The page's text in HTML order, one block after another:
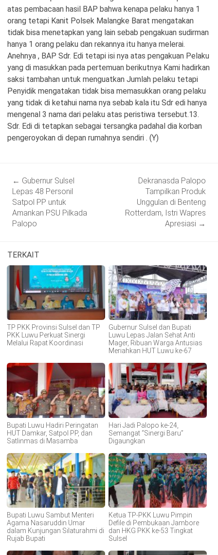
atas pembacaan hasil BAP bahwa kenapa pelaku hanya 1
orang tetapi Kanit Polsek Malangke Barat mengatakan
tidak bisa menetapkan yang lain sebab pengakuan sudirman
hanya 1 orang pelaku dan rekannya itu hanya melerai.
Anehnya , BAP Sdr. Edi tetapi isi nya atas pengakuan Pelaku
yang di masukkan pada pertemuan berikutnya Kami hadirkan
saksi tambahan untuk menguatkan Jumlah pelaku tetapi
Penyidik mengatakan tidak bisa memasukkan orang pelaku
yang tidak di ketahui nama nya sebab kala itu Sdr edi hanya
mengenal 3 nama dari pelaku atas peristiwa tersebut.13.
Sdr. Edi di tetapkan sebagai tersangka padahal dia korban
pengeroyokan di depan rumahnya sendiri . (Y)
navigation
← Gubernur Sulsel
Lepas 48 Personil
Satpol PP untuk
Amankan PSU Pilkada
Palopo
Dekranasda Palopo
Tampilkan Produk
Unggulan di Benteng
Rotterdam, Istri Wapres
Apresiasi →
TERKAIT
TP PKK Provinsi Sulsel dan TP
PKK Luwu Perkuat Sinergi
Melalui Rapat Koordinasi
Gubernur Sulsel dan Bupati
Luwu Lepas Jalan Sehat Anti
Mager, Ribuan Warga Antusias
Meriahkan HUT Luwu ke-67
Bupati Luwu Hadiri Peringatan
HUT Damkar, Satpol PP, dan
Satlinmas di Masamba
Hari Jadi Palopo ke-24,
Semangat “Sinergi Baru”
Digaungkan
Bupati Luwu Sambut Menteri
Agama Nasaruddin Umar
dalam Kunjungan Silaturahmi di
Rujab Bupati
Ketua TP-PKK Luwu Pimpin
Defile di Pembukaan Jambore
dan HKG PKK ke-53 Tingkat
Sulsel